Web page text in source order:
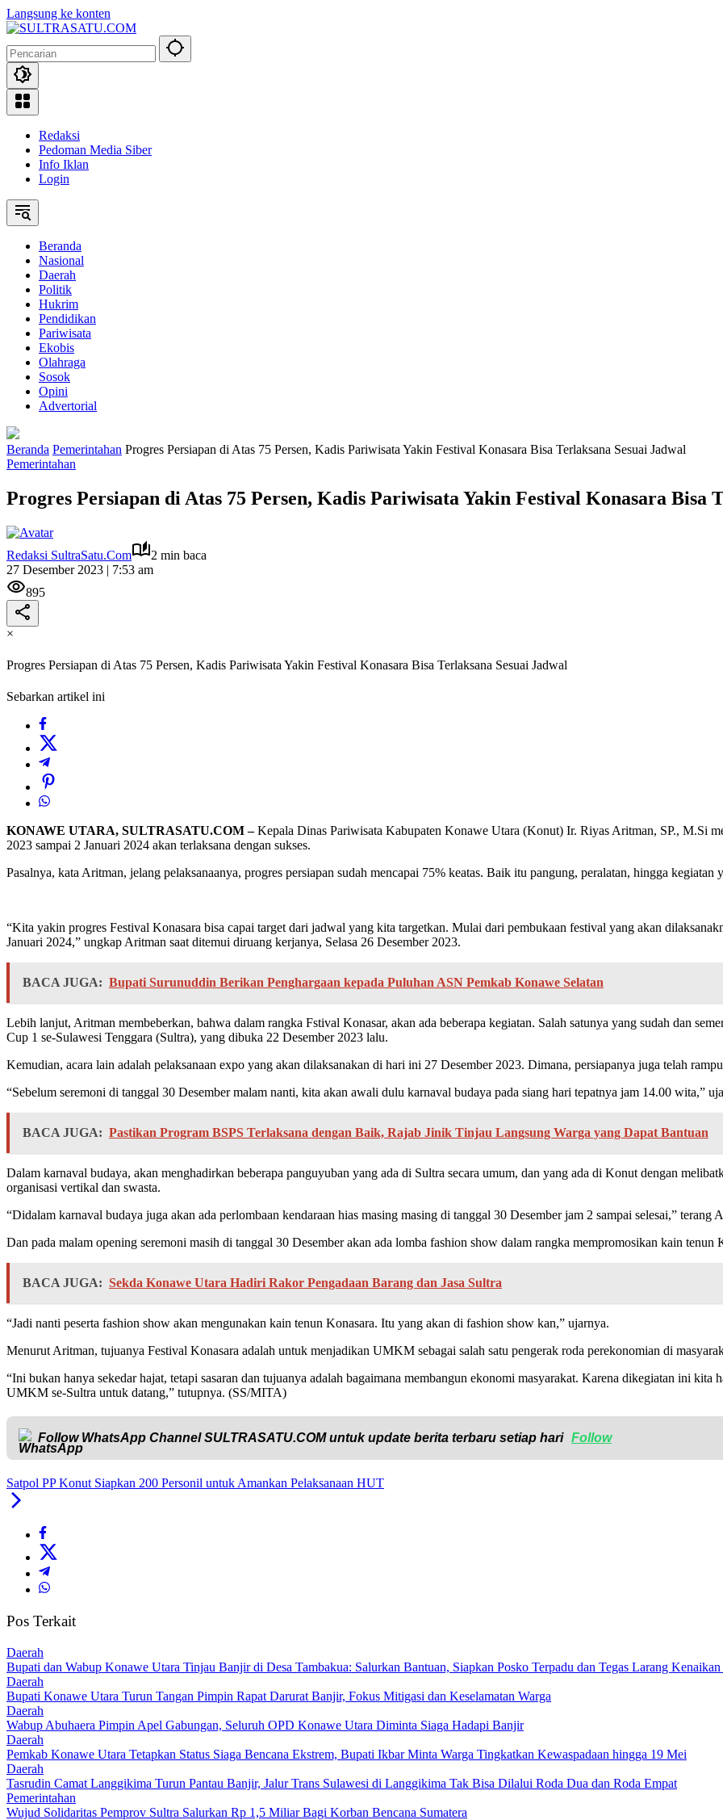
Langsung ke konten
Redaksi
Pedoman Media Siber
Info Iklan
Login
Beranda
Nasional
Daerah
Politik
Hukrim
Pendidikan
Pariwisata
Ekobis
Olahraga
Sosok
Opini
Advertorial
Beranda Pemerintahan Progres Persiapan di Atas 75 Persen, Kadis Pariwisata Yakin Festival Konasara Bisa Terlaksana Sesuai Jadwal
Pemerintahan
Progres Persiapan di Atas 75 Persen, Kadis Pariwisata Yakin Festival Konasara Bisa
Redaksi SultraSatu.Com
2 min baca
27 Desember 2023 | 7:53 am
895
×
Progres Persiapan di Atas 75 Persen, Kadis Pariwisata Yakin Festival Konasara Bisa Terlaksana Sesuai Jadwal
Sebarkan artikel ini
KONAWE UTARA, SULTRASATU.COM –Kepala Dinas Pariwisata Kabupaten Konawe Utara (Konut) Ir. Riyas Aritman, SP., M.Si
2023 sampai 2 Januari 2024 akan terlaksana dengan sukses.
Pasalnya, kata Aritman, jelang pelaksanaanya, progres persiapan sudah mencapai 75% keatas. Baik itu pangung, peralatan, hingga kegiatan
“Kita yakin progres Festival Konasara bisa capai target dari jadwal yang kita targetkan. Mulai dari pembukaan festival yang akan
Januari 2024,” ungkap Aritman saat ditemui diruang kerjanya, Selasa 26 Desember 2023.
BACA JUGA: Bupati Surunuddin Berikan Penghargaan kepada Puluhan ASN Pemkab Konawe Selatan
Lebih lanjut, Aritman membeberkan, bahwa dalam rangka Fstival Konasar, akan ada beberapa kegiatan. Salah satunya yang sudah dan
Cup 1 se-Sulawesi Tenggara (Sultra), yang dibuka 22 Desember 2023 lalu.
Kemudian, acara lain adalah pelaksanaan expo yang akan dilaksanakan di hari ini 27 Desember 2023. Dimana, persiapanya juga telah
“Sebelum seremoni di tanggal 30 Desember malam nanti, kita akan awali dulu karnaval budaya pada siang hari tepatnya jam 14.00 wita,”
BACA JUGA: Pastikan Program BSPS Terlaksana dengan Baik, Rajab Jinik Tinjau Langsung Warga yang Dapat Bantuan
Dalam karnaval budaya, akan menghadirkan beberapa panguyuban yang ada di Sultra secara umum, dan yang ada di Konut dengan
organisasi vertikal dan swasta.
“Didalam karnaval budaya juga akan ada perlombaan kendaraan hias masing masing di tanggal 30 Desember jam 2 sampai selesai,” terang
Dan pada malam opening seremoni masih di tanggal 30 Desember akan ada lomba fashion show dalam rangka mempromosikan kain tenun
BACA JUGA: Sekda Konawe Utara Hadiri Rakor Pengadaan Barang dan Jasa Sultra
“Jadi nanti peserta fashion show akan mengunakan kain tenun Konasara. Itu yang akan di fashion show kan,” ujarnya.
Menurut Aritman, tujuanya Festival Konasara adalah untuk menjadikan UMKM sebagai salah satu pengerak roda perekonomian di
“Ini bukan hanya sekedar hajat, tetapi sasaran dan tujuanya adalah bagaimana membangun ekonomi masyarakat. Karena dikegiatan ini
UMKM se-Sultra untuk datang,” tutupnya. (SS/MITA)
Follow WhatsApp ChannelSULTRASATU.COMuntuk update berita terbaru setiap hari Follow
Satpol PP Konut Siapkan 200 Personil untuk Amankan Pelaksanaan HUT
Pos Terkait
Daerah
Bupati dan Wabup Konawe Utara Tinjau Banjir di Desa Tambakua: Salurkan Bantuan, Siapkan Posko Terpadu dan Tegas Larang Kenaikan
Daerah
Bupati Konawe Utara Turun Tangan Pimpin Rapat Darurat Banjir, Fokus Mitigasi dan Keselamatan Warga
Daerah
Wabup Abuhaera Pimpin Apel Gabungan, Seluruh OPD Konawe Utara Diminta Siaga Hadapi Banjir
Daerah
Pemkab Konawe Utara Tetapkan Status Siaga Bencana Ekstrem, Bupati Ikbar Minta Warga Tingkatkan Kewaspadaan hingga 19 Mei
Daerah
Tasrudin Camat Langgikima Turun Pantau Banjir, Jalur Trans Sulawesi di Langgikima Tak Bisa Dilalui Roda Dua dan Roda Empat
Pemerintahan
Wujud Solidaritas Pemprov Sultra Salurkan Rp 1,5 Miliar Bagi Korban Bencana Sumatera